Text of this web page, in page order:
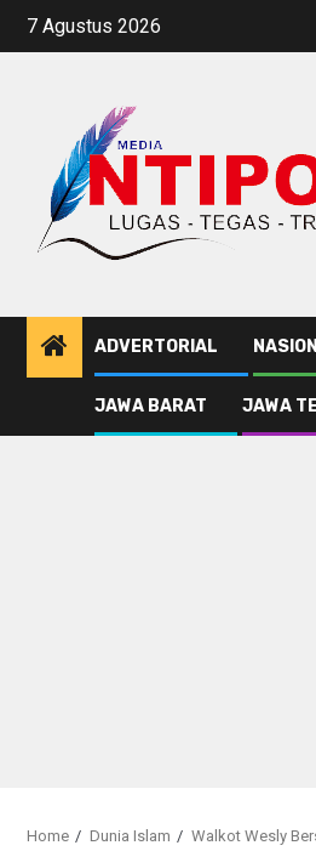
Skip
7 Agustus 2026
ADVERTORIAL
JAWA BARAT JAWA
Home Dunia Islam Walkot Wesly